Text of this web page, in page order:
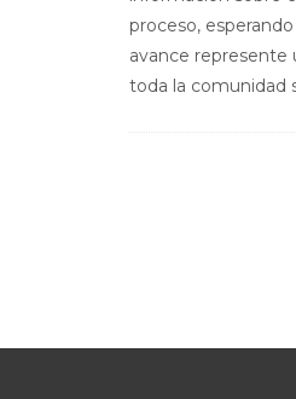
proceso,
avance represente
toda la comunidad